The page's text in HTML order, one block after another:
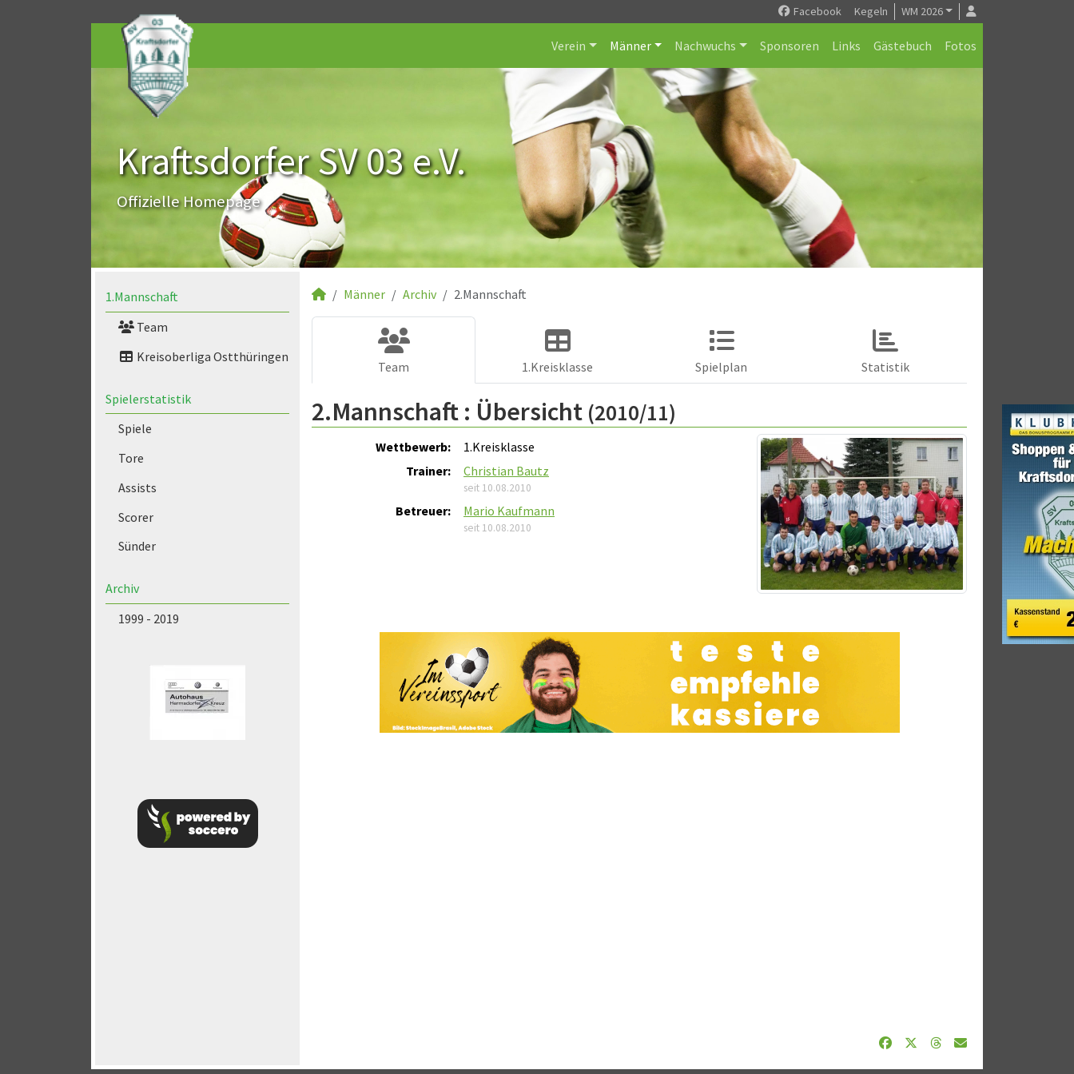
Facebook Kegeln WM 2026
Verein Männer Nachwuchs Sponsoren Links Gästebuch Fotos
Kraftsdorfer SV 03 e.V.
Offizielle Homepage
1.Mannschaft
Team
Kreisoberliga Ostthüringen
Spielerstatistik
Spiele
Tore
Assists
Scorer
Sünder
Archiv
1999 - 2019
Männer Archiv 2.Mannschaft
Team 1.Kreisklasse Spielplan Statistik
2.Mannschaft : Übersicht (2010/11)
Wettbewerb:
1.Kreisklasse
Trainer:
Christian Bautz
seit 10.08.2010
Betreuer: Mario Kaufmann
seit 10.08.2010